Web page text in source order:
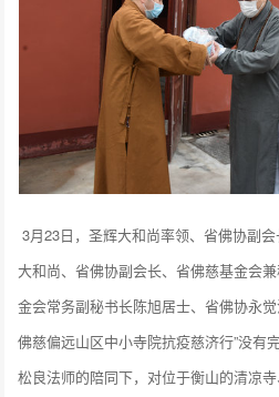
3月23日，圣辉大和尚率领、省佛协副
大和尚、省佛协副会长、省佛慈基金会
金会常务副秘书长陈旭居士、省佛协永
佛慈偏远山区中小寺院抗疫慈济行”没有
松良法师的陪同下，对位于衡山的清凉